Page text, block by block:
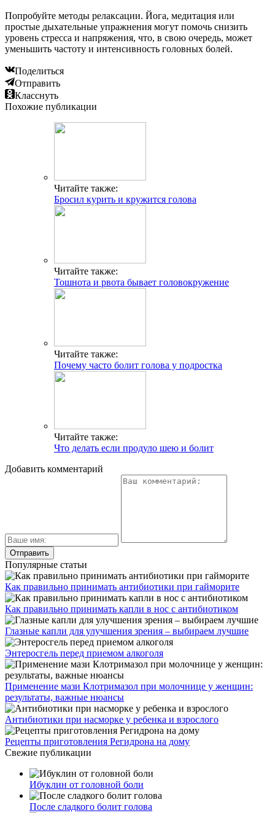
Попробуйте методы релаксации. Йога, медитация или
простые дыхательные упражнения могут помочь снизить
уровень стресса и напряжения, что, в свою очередь, может
уменьшить частоту и интенсивность головных болей.
Поделиться
Отправить
Класснуть
Похожие публикации
Читайте также:
Бросил курить и кружится голова
Читайте также:
Тошнота и рвота бывает головокружение
Читайте также:
Почему часто болит голова у подростка
Читайте также:
Что делать если продуло шею и болит
Добавить комментарий
Популярные статьи
Как правильно принимать антибиотики при гайморите
Как правильно принимать капли в нос с антибиотиком
Глазные капли для улучшения зрения – выбираем лучшие
Энтеросгель перед приемом алкоголя
Применение мази Клотримазол при молочнице у женщин:
результаты, важные нюансы
Антибиотики при насморке у ребенка и взрослого
Рецепты приготовления Регидрона на дому
Свежие публикации
Ибуклин от головной боли
После сладкого болит голова